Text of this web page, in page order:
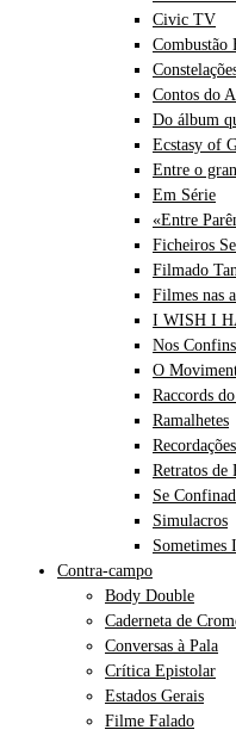
Civic TV
Combustão
Contos do
Do álbum
Ecstasy of
Entre o
Em Série
«Entre
Ficheiros
Filmado
Filmes nas
I WISH I
Nos
O
Raccords
Ramalhetes
Retratos de
Se
Simulacros
Sometimes
Contra-campo
Body Double
Caderneta de
Conversas à Pala
Crítica Epistolar
Estados Gerais
Filme Falado